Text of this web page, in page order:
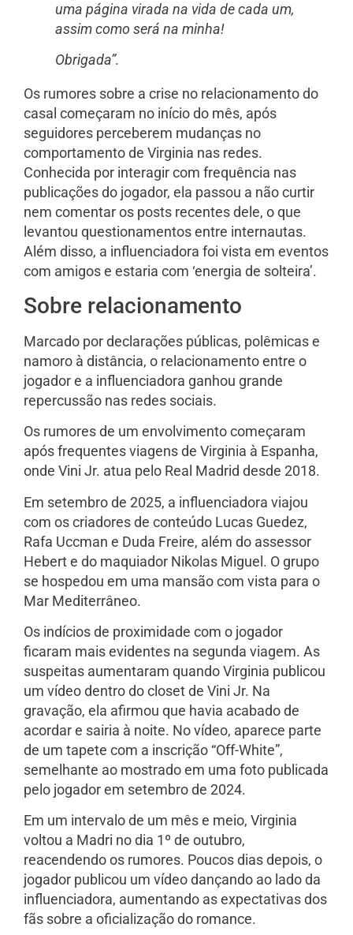
uma página virada na vida de cada um,
assim como será na minha!
Obrigada”.
Os rumores sobre a crise no relacionamento do
casal começaram no início do mês, após
seguidores perceberem mudanças no
comportamento de Virginia nas redes.
Conhecida por interagir com frequência nas
publicações do jogador, ela passou a não curtir
nem comentar os posts recentes dele, o que
levantou questionamentos entre internautas.
Além disso, a influenciadora foi vista em eventos
com amigos e estaria com ‘energia de solteira’.
Sobre relacionamento
Marcado por declarações públicas, polêmicas e
namoro à distância, o relacionamento entre o
jogador e a influenciadora ganhou grande
repercussão nas redes sociais.
Os rumores de um envolvimento começaram
após frequentes viagens de Virginia à Espanha,
onde Vini Jr. atua pelo Real Madrid desde 2018.
Em setembro de 2025, a influenciadora viajou
com os criadores de conteúdo Lucas Guedez,
Rafa Uccman e Duda Freire, além do assessor
Hebert e do maquiador Nikolas Miguel. O grupo
se hospedou em uma mansão com vista para o
Mar Mediterrâneo.
Os indícios de proximidade com o jogador
ficaram mais evidentes na segunda viagem. As
suspeitas aumentaram quando Virginia publicou
um vídeo dentro do closet de Vini Jr. Na
gravação, ela afirmou que havia acabado de
acordar e sairia à noite. No vídeo, aparece parte
de um tapete com a inscrição “Off-White”,
semelhante ao mostrado em uma foto publicada
pelo jogador em setembro de 2024.
Em um intervalo de um mês e meio, Virginia
voltou a Madri no dia 1º de outubro,
reacendendo os rumores. Poucos dias depois, o
jogador publicou um vídeo dançando ao lado da
influenciadora, aumentando as expectativas dos
fãs sobre a oficialização do romance.